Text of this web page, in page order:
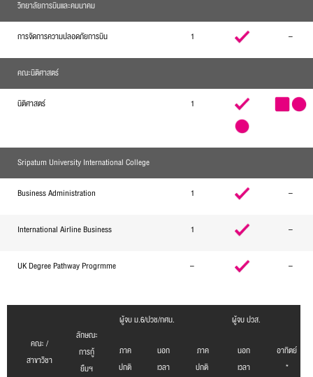
วิทยาลัยการบินและคมนาคม
การจัดการความปลอดภัยการบิน 1 –
คณะนิติศาสตร์
นิติศาสตร์ 1
Sripatum University International College
Business Administration 1 –
International Airline Business 1 –
UK Degree Pathway Progrmme – –
คณะ /
สาขาวิชา
ลักษณะ
การกู้
ยืมฯ
ผู้จบ ม.6/ปวช/กศน. ผู้จบ ปวส.
ภาค
ปกติ
นอก
เวลา
ภาค
ปกติ
นอก
เวลา
อาทิตย์
*